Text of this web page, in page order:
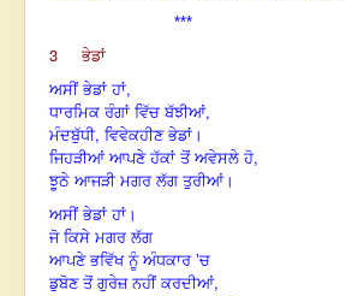
***
3
ਭੇਡਾਂ
ਅਸੀਂ ਭੇਡਾਂ ਹਾਂ,
ਧਾਰਮਿਕ ਰੰਗਾਂ ਵਿੱਚ ਬੱਝੀਆਂ,
ਮੰਦਬੁੱਧੀ, ਵਿਵੇਕਹੀਣ ਭੇਡਾਂ।
ਜਿਹੜੀਆਂ ਆਪਣੇ ਹੱਕਾਂ ਤੋਂ ਅਵੇਸਲੇ ਹੋ,
ਝੂਠੇ ਆਜੜੀ ਮਗਰ ਲੱਗ ਤੁਰੀਆਂ।
ਅਸੀਂ ਭੇਡਾਂ ਹਾਂ।
ਜੋ ਕਿਸੇ ਮਗਰ ਲੱਗ
ਆਪਣੇ ਭਵਿੱਖ ਨੂੰ ਅੰਧਕਾਰ ’ਚ
ਡੁਬੋਣ ਤੋਂ ਗੁਰੇਜ਼ ਨਹੀਂ ਕਰਦੀਆਂ,